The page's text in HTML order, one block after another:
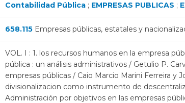
Contabilidad Pública ; EMPRESAS PUBLICAS ;
658.115 Empresas públicas, estatales y
VOL. I : 1. los recursos humanos en la empresa
pública : un análisis administrativos / Getulio P.
empresas públicas / Caio Marcio Marini Ferreira y
divisionalizacion como instrumento de
Administración por objetivos en las empresas